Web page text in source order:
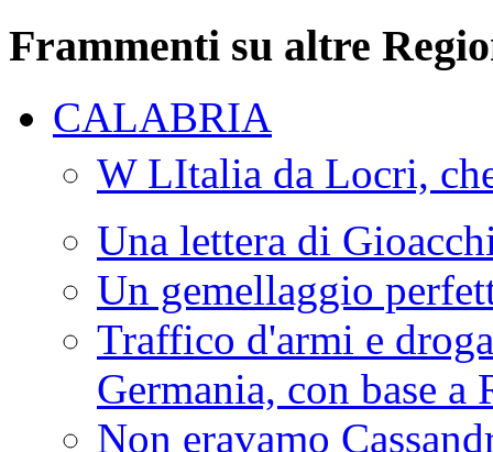
Frammenti su altre
CALABRIA
W LItalia da Locri,
Una lettera di
Un gemellaggio
Traffico d'armi e
Germania, con base a
Non eravamo